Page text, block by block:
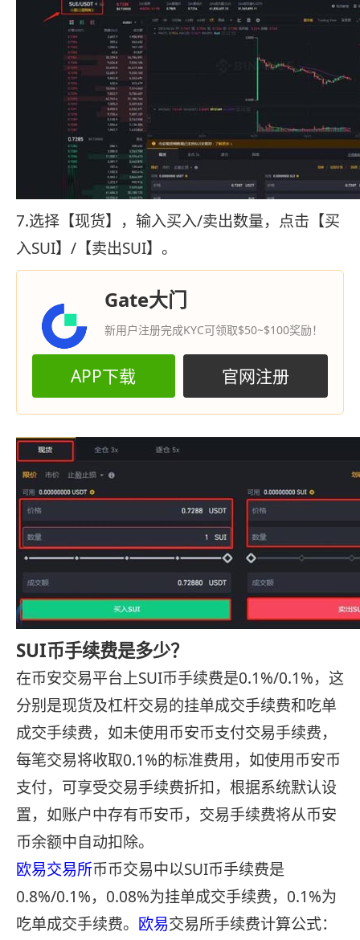
7.选择【现货】，输入买入/卖出数量，点击【买
入SUI】/【卖出SUI】。
Gate大门
新用户注册完成KYC可领取$50~$100奖励！
APP下载 官网注册
SUI币手续费是多少？
在币安交易平台上SUI币手续费是0.1%/0.1%，这
分别是现货及杠杆交易的挂单成交手续费和吃单
成交手续费，如未使用币安币支付交易手续费，
每笔交易将收取0.1%的标准费用，如使用币安币
支付，可享受交易手续费折扣，根据系统默认设
置，如账户中存有币安币，交易手续费将从币安
币余额中自动扣除。
欧易交易所币币交易中以SUI币手续费是
0.8%/0.1%，0.08%为挂单成交手续费，0.1%为
吃单成交手续费。 欧易交易所手续费计算公式：